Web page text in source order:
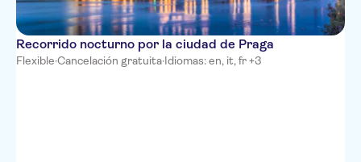
Recorrido nocturno por la ciudad de Praga
Flexible·Cancelación gratuita·Idiomas: en, it, fr +3